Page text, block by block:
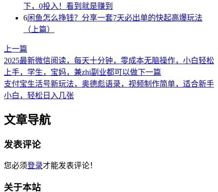
下，0投入！看到就是赚到
6闲鱼怎么挣钱？分享一套7天必出单的快起高爆玩法
（上篇）
上一篇
2025最新微信阅读，每天十分钟，零成本无脑操作，小白轻松
上手，学生，宝妈，兼zhi副业都可以做下一篇
支付宝生活号新玩法，奥德彪语录，视频制作简单，适合新手
小白，轻松日入几张
文章导航
发表评论
您必须登录才能发表评论！
关于本站